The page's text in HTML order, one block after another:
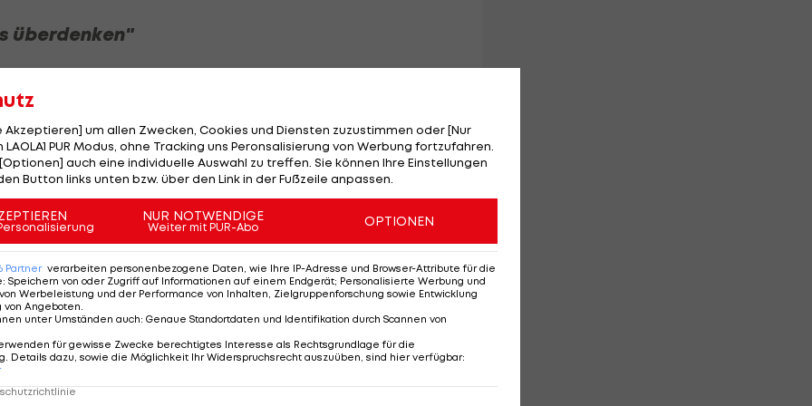
überdenken"
Spiel schafft, aber wir können bis zum zweiten
verpassen, müsste ich die Nominierung
Rotterdam gegen Island ihr letztes Testspiel vor der
beginnt.
SLIDESHOW
STARTEN
Akzeptieren] um allen Zwecken, Cookies und Diensten zuzustimmen oder [Nur
PUR Modus, ohne Tracking uns Peronsalisierung von Werbung fortzufahren.
auch eine individuelle Auswahl zu treffen. Sie können Ihre Einstellungen
Button links unten bzw. über den Link in der Fußzeile anpassen.
NUR NOTWENDIGE
Weiter mit PUR-Abo OPTIONEN
Partner verarbeiten personenbezogene Daten, wie Ihre IP-Adresse und Browser-Attribute für die
: Speichern von oder Zugriff auf Informationen auf einem Endgerät; Personalisierte Werbung und
Werbeleistung und der Performance von Inhalten, Zielgruppenforschung sowie Entwicklung
von Angeboten.
unter Umständen auch: Genaue Standortdaten und Identifikation durch Scannen von
für gewisse Zwecke berechtigtes Interesse als Rechtsgrundlage für die
Details dazu, sowie die Möglichkeit Ihr Widerspruchsrecht auszuüben, sind hier verfügbar: